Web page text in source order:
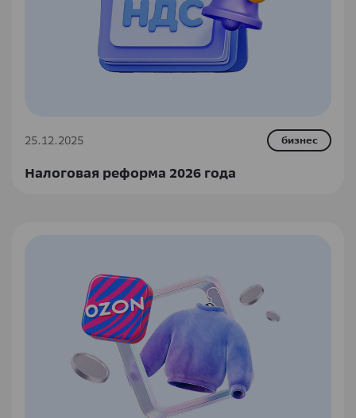
25.12.2025 бизнес
Налоговая реформа 2026 года